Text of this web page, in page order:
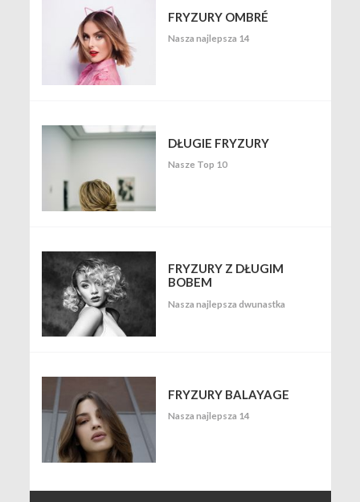
FRYZURY OMBRÉ
Nasza najlepsza 14
DŁUGIE FRYZURY
Nasze Top 10
FRYZURY Z DŁUGIM
BOBEM
Nasza najlepsza dwunastka
FRYZURY BALAYAGE
Nasza najlepsza 14